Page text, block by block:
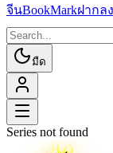
จีนBookMarkฝากล
มืด
Series not found